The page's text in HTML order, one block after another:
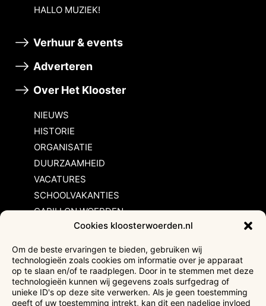
Cookies kloosterwoerden.nl
Om de beste ervaringen te bieden, gebruiken wij
technologieën zoals cookies om informatie over je apparaat
op te slaan en/of te raadplegen. Door in te stemmen met deze
technologieën kunnen wij gegevens zoals surfgedrag of
unieke ID's op deze site verwerken. Als je geen toestemming
geeft of uw toestemming intrekt, kan dit een nadelige invloed
HALLO MUZIEK!
Verhuur & events
Adverteren
Over Het Klooster
NIEUWS
HISTORIE
ORGANISATIE
DUURZAAMHEID
VACATURES
SCHOOLVAKANTIES
CARILLON WOERDEN
Inschrijvingsvoorwaarden
Bezoekersvoorwaarden
Huurvoorwaarden
Privacyverklaring